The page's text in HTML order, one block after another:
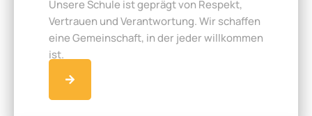
Unsere Schule ist geprägt von Respekt,
Vertrauen und Verantwortung. Wir schaffen
eine Gemeinschaft, in der jeder willkommen
ist.